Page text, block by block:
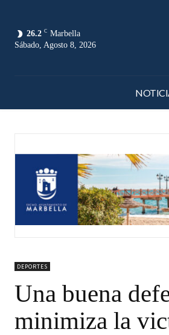
26.2 C Marbella
Sábado, Agosto 8, 2026
DEPORTES
Una buena
minimiza la